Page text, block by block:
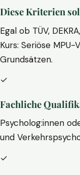
Diese Kriterien
Egal ob TÜV,
Kurs: Seriöse
Grundsätzen.
✓
Fachliche
Psycholog:innen
und
✓